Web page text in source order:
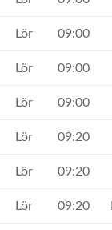
Lör 09:00
Lör 09:00
Lör 09:00
Lör 09:20
Lör 09:20
Lör 09:20